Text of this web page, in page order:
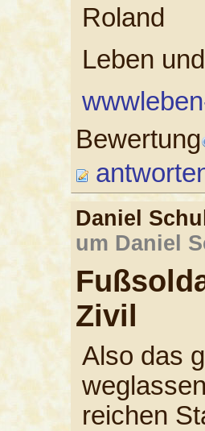
Roland
Leben
Bewertung
Daniel
um Daniel
Zivil
Also das
reichen